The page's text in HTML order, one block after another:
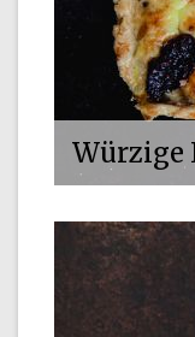
Würzige